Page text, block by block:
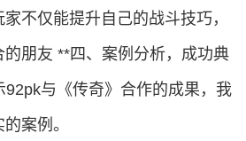
不仅能提升自己的战斗技巧，
朋友 **四、案例分析，成功典
92pk与《传奇》合作的成果，我
案例。